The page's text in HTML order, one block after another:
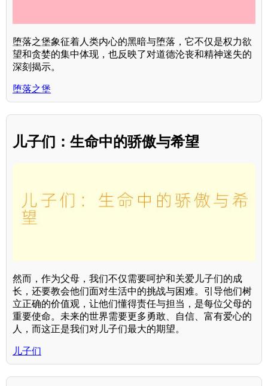
堕落之堡象征着人类内心的黑暗与堕落，它不仅是权力欲
望和贪婪的集中体现，也反映了对道德沦丧和精神迷失的
深刻揭示。
堕落之堡
儿子们：生命中的骄傲与希望
然而，作为父母，我们不仅需要呵护和关爱儿子们的成
长，还要教会他们面对生活中的挑战与困难。引导他们树
立正确的价值观，让他们懂得责任与担当，是每位父母的
重要使命。未来的世界需要更多勇敢、自信、富有爱心的
人，而这正是我们对儿子们最大的期望。
儿子们